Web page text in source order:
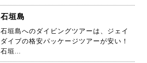
石垣島
石垣島へのダイビングツアーは、ジェイ
ダイブの格安パッケージツアーが安い！
石垣...